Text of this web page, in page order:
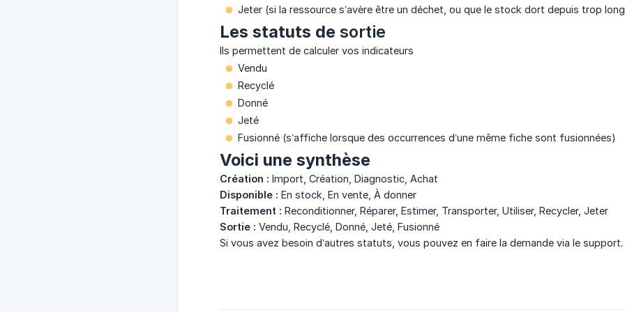
Jeter (si la ressource s’avère être un déchet, ou que le stock dort depuis trop
Les statuts de sortie
Ils permettent de calculer vos indicateurs
Vendu
Recyclé
Donné
Jeté
Fusionné (s’affiche lorsque des occurrences d’une même fiche sont fusionnées)
Voici une synthèse
Création : Import, Création, Diagnostic, Achat
Disponible : En stock, En vente, À donner
Traitement : Reconditionner, Réparer, Estimer, Transporter, Utiliser, Recycler, Jeter
Sortie : Vendu, Recyclé, Donné, Jeté, Fusionné
Si vous avez besoin d’autres statuts, vous pouvez en faire la demande via le support.